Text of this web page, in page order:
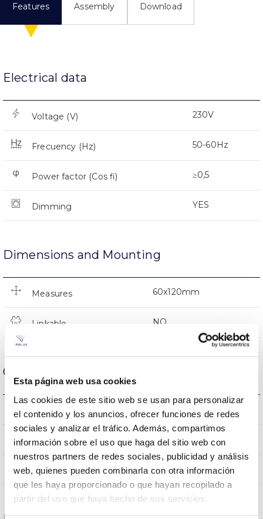
Esta página web usa cookies
Las cookies de este sitio web se usan para personalizar
el contenido y los anuncios, ofrecer funciones de redes
sociales y analizar el tráfico. Además, compartimos
información sobre el uso que haga del sitio web con
nuestros partners de redes sociales, publicidad y análisis
web, quienes pueden combinarla con otra información
que les haya proporcionado o que hayan recopilado a
partir del uso que haya hecho de sus servicios.
Features Assembly Download
Electrical data
Voltage (V) 230V
Frecuency (Hz) 50-60Hz
Power factor (Cos fi) ≥0,5
Dimming YES
Dimensions and Mounting
Measures 60x120mm
Linkable NO
Optical data
Colour temperature 2700K
CRI Colour rendering index 80
Opening angle 220